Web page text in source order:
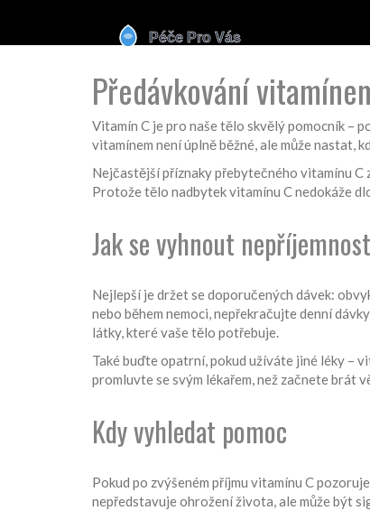
Předávkování
Vitamín C je pro naše tělo skvělý pomocník –
vitamínem není úplně běžné, ale může nastat,
Nejčastější příznaky přebytečného vitamínu
Protože tělo nadbytek vitamínu C nedokáže
Jak se vyhnout
Nejlepší je držet se doporučených dávek:
nebo během nemoci, nepřekračujte denní
látky, které vaše tělo potřebuje.
Také buďte opatrní, pokud užíváte jiné léky –
promluvte se svým lékařem, než začnete brát
Kdy vyhledat pomoc
Pokud po zvýšeném příjmu vitamínu C
nepředstavuje ohrožení života, ale může být